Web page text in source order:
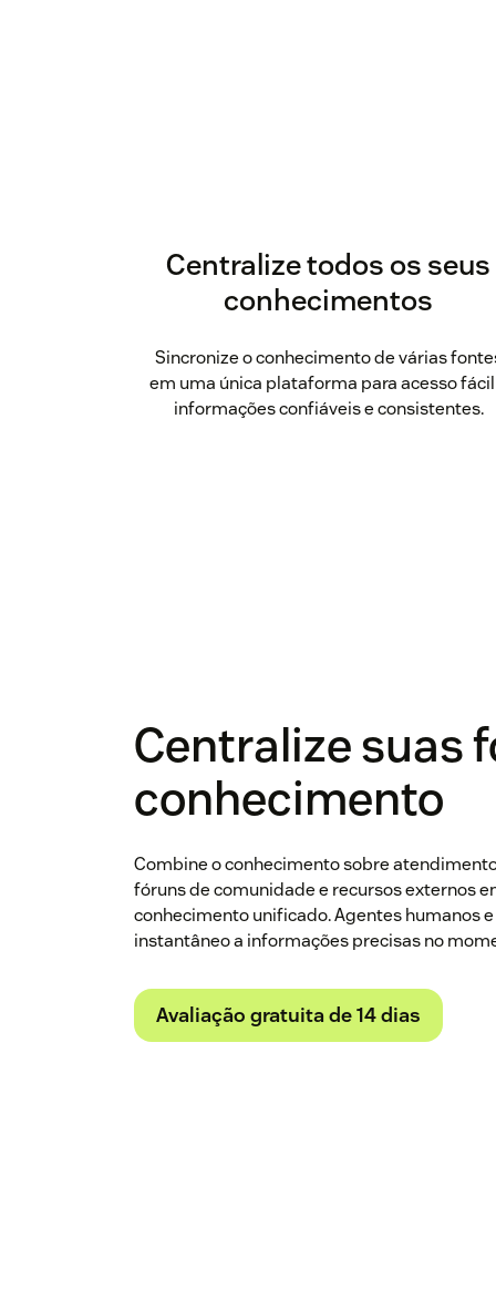
Centralize todos os seus
conhecimentos
Sincronize o conhecimento de várias
em uma única plataforma para acesso
informações confiáveis e consistentes.
Centralize suas
conhecimento
Combine o conhecimento sobre
fóruns de comunidade e recursos externos
conhecimento unificado. Agentes humanos
instantâneo a informações precisas no
Avaliação gratuita de 14 dias